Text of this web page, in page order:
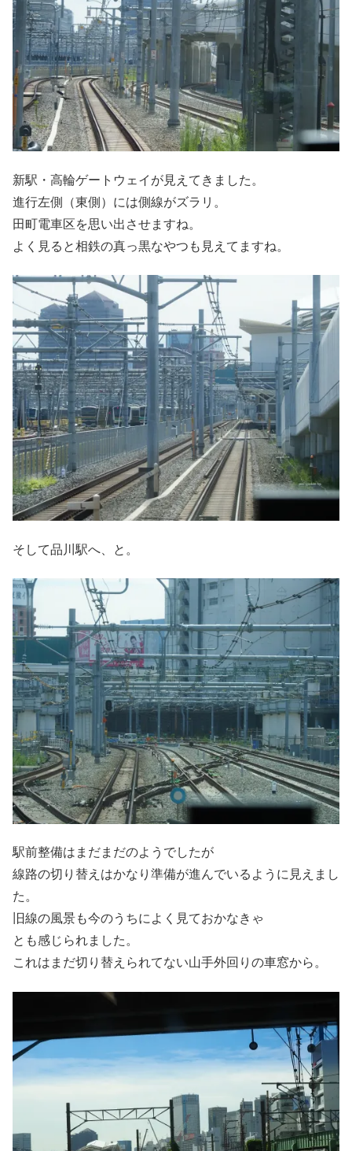
新駅・高輪ゲートウェイが見えてきました。
進行左側（東側）には側線がズラリ。
田町電車区を思い出させますね。
よく見ると相鉄の真っ黒なやつも見えてますね。
そして品川駅へ、と。
駅前整備はまだまだのようでしたが
線路の切り替えはかなり準備が進んでいるように見えまし
た。
旧線の風景も今のうちによく見ておかなきゃ
とも感じられました。
これはまだ切り替えられてない山手外回りの車窓から。